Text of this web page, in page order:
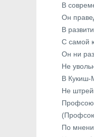
В
Он
В
С самой
Он ни
Не
В Кукиш-
Не
По